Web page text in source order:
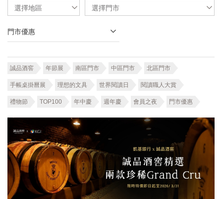
選擇地區 選擇門市
門市優惠
誠品酒窖 年節展 南區門市 中區門市 北區門市
手帳桌掛曆展 理想的文具 世界閱讀日 閱讀職人大賞
禮物節 TOP100 年中慶 週年慶 會員之夜 門市優惠